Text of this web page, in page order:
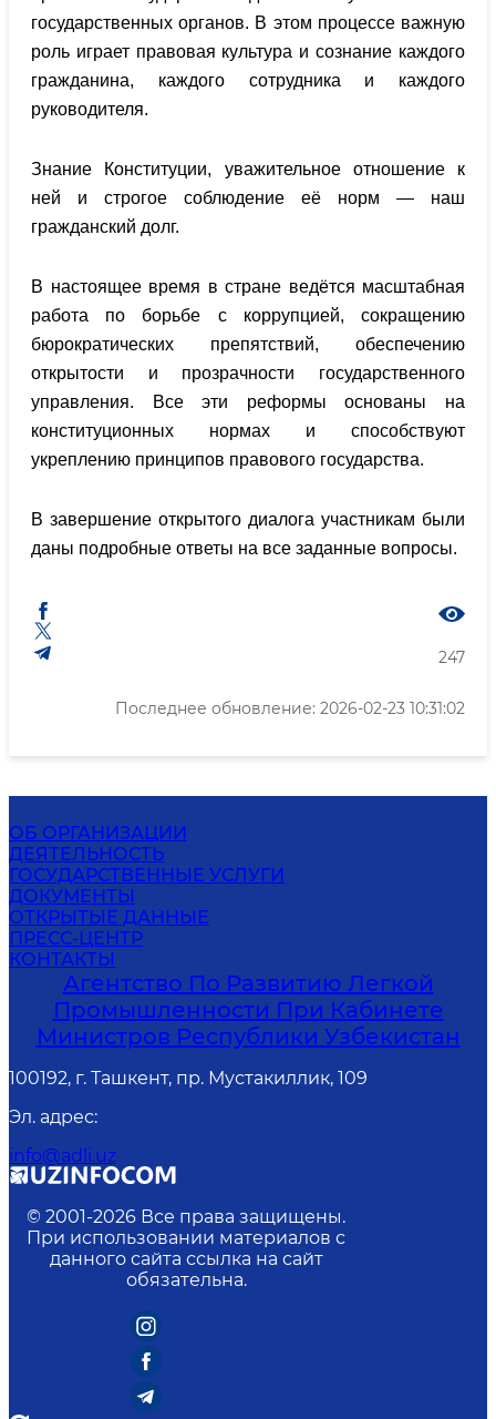
государственных органов. В этом процессе важную
роль играет правовая культура и сознание каждого
гражданина, каждого сотрудника и каждого
руководителя.
Знание Конституции, уважительное отношение к
ней и строгое соблюдение её норм — наш
гражданский долг.
В настоящее время в стране ведётся масштабная
работа по борьбе с коррупцией, сокращению
бюрократических препятствий, обеспечению
открытости и прозрачности государственного
управления. Все эти реформы основаны на
конституционных нормах и способствуют
укреплению принципов правового государства.
В завершение открытого диалога участникам были
даны подробные ответы на все заданные вопросы.
247
Последнее обновление: 2026-02-23 10:31:02
ОБ ОРГАНИЗАЦИИ
ДЕЯТЕЛЬНОСТЬ
ГОСУДАРСТВЕННЫЕ УСЛУГИ
ДОКУМЕНТЫ
ОТКРЫТЫЕ ДАННЫЕ
ПРЕСС-ЦЕНТР
КОНТАКТЫ
Агентство По Развитию Легкой
Промышленности При Кабинете
Министров Республики Узбекистан
100192, г. Ташкент, пр. Мустакиллик, 109
Эл. адрес:
info@adli.uz
© 2001-2026 Все права защищены.
При использовании материалов с
данного сайта ссылка на сайт
обязательна.